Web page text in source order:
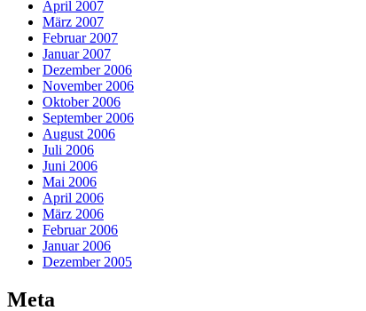
April 2007
März 2007
Februar 2007
Januar 2007
Dezember 2006
November 2006
Oktober 2006
September 2006
August 2006
Juli 2006
Juni 2006
Mai 2006
April 2006
März 2006
Februar 2006
Januar 2006
Dezember 2005
Meta